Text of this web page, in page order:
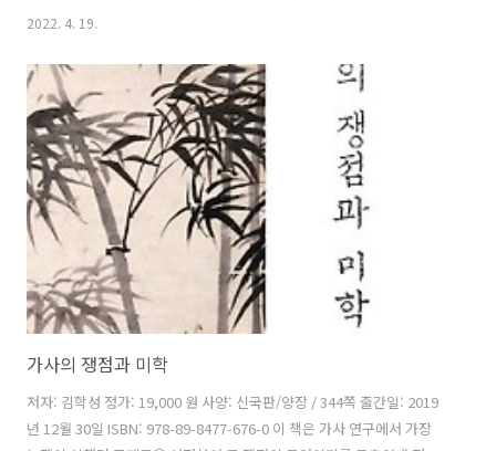
한문소설이다. 주지하듯이 중국은 이때에 일어난 ‘정강의 변’으로 인해
러한 어지러운 시대에 피어난, 동선과 서문적의 사랑 이야기다. 「동선
기」는 현재 학계에서 17세기에 창작된 소설로 보고 있으나, 명확한 근
거가 있는 것은 아니다. 「동선기」는 대부분의 고전소설들처럼 작자 및
창작 시기 미상의 한문소설이다. 「동선기」는 국문본도 존재하는데, 늦
어도 19세기에는 필사본이 유통되었으며 20세기 ..
2022. 4. 19.
가사의 쟁점과 미학
저자: 김학성 정가: 19,000 원 사양: 신국판/양장 / 344쪽 출간일: 2019
년 12월 30일 ISBN: 978-89-8477-676-0 이 책은 가사 연구에서 가장